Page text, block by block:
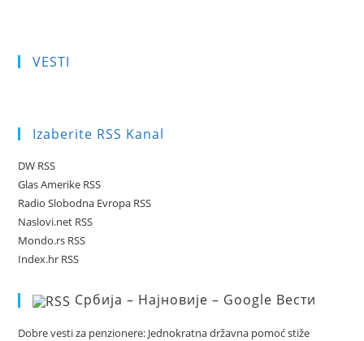
VESTI
Izaberite RSS Kanal
DW RSS
Glas Amerike RSS
Radio Slobodna Evropa RSS
Naslovi.net RSS
Mondo.rs RSS
Index.hr RSS
Србија – Најновије – Google Вести
Dobre vesti za penzionere: Jednokratna državna pomoć stiže